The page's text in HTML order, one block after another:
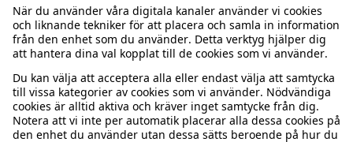
Behöver du hjälp?
Kundservice
Vanliga frågor
Beställning & retur
Kappahl Club
Logga in
Kappahl Club
Om oss
Om Kappahl Group
Villkor & policy